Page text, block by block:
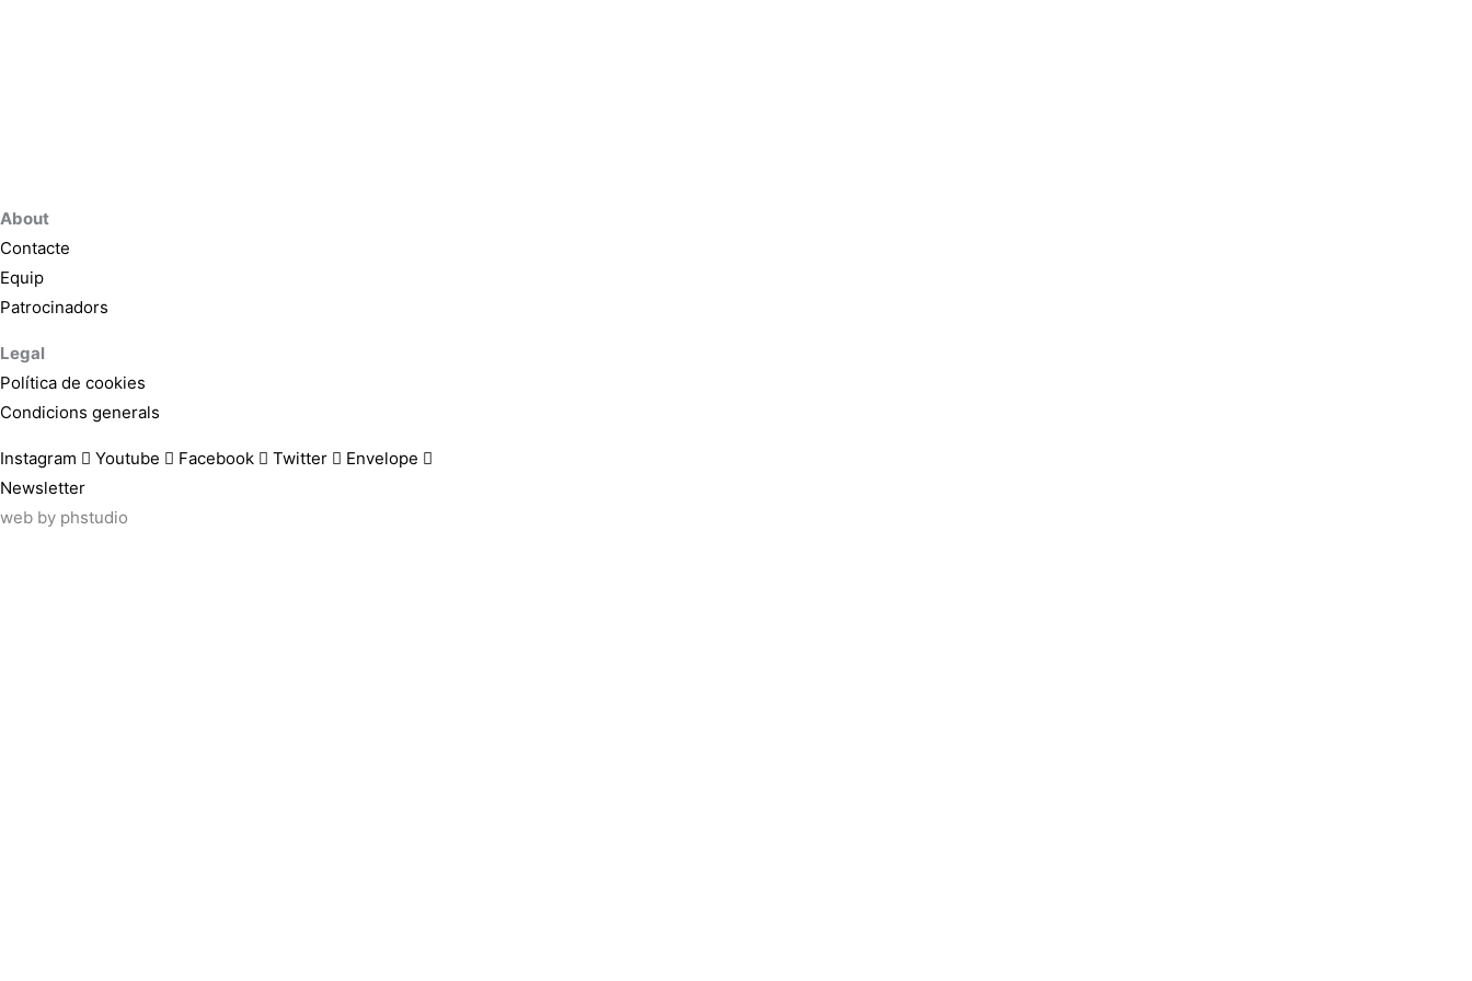
About
Contacte
Equip
Patrocinadors
Legal
Política de cookies
Condicions generals
Instagram Youtube Facebook Twitter
Envelope
Newsletter
web by phstudio